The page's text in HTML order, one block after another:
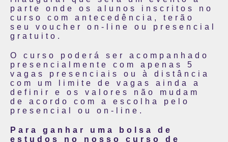
parte onde os alunos inscritos no
curso com antecedência, terão
seu voucher on-line ou presencial
gratuito.
O curso poderá ser acompanhado
presencialmente com apenas 5
vagas presenciais ou à distância
com um limite de vagas ainda a
definir e os valores não mudam
de acordo com a escolha pelo
presencial ou on-line.
Para ganhar uma bolsa de
estudos no nosso curso de